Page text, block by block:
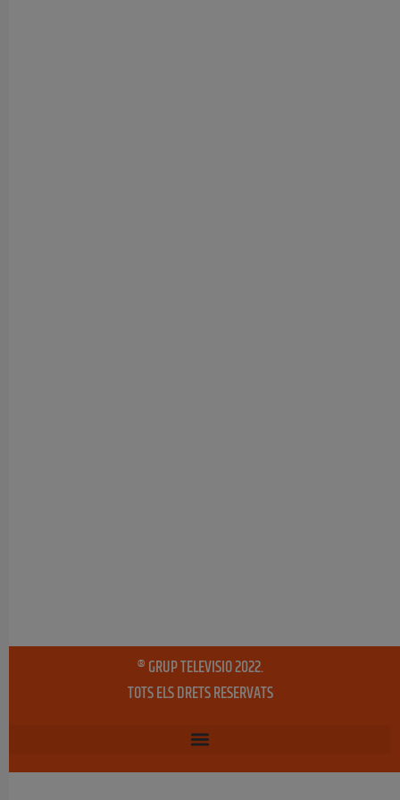
® GRUP TELEVISIO 2022.
TOTS ELS DRETS RESERVATS